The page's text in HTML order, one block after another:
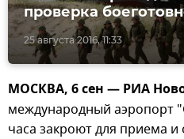
25 августа 2016, 11:33
проверка
МОСКВА, 6 сен — РИА
международный аэропорт
часа закроют для приема